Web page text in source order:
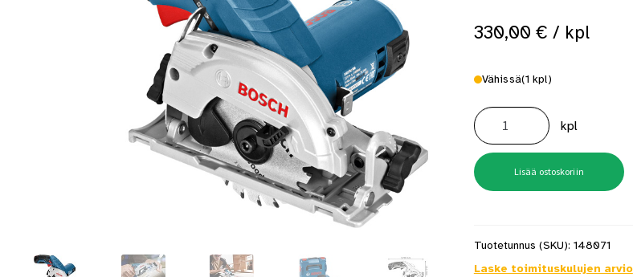
330,00 € / kpl
Vähissä(1 kpl)
Käsipyörösaha
Bosch
GKS
12V-
26
2x3,0Ah
akku
L-
Boxx
kpl
Lisää ostoskoriin
Tuotetunnus (SKU): 148071
Laske toimituskulujen arvio